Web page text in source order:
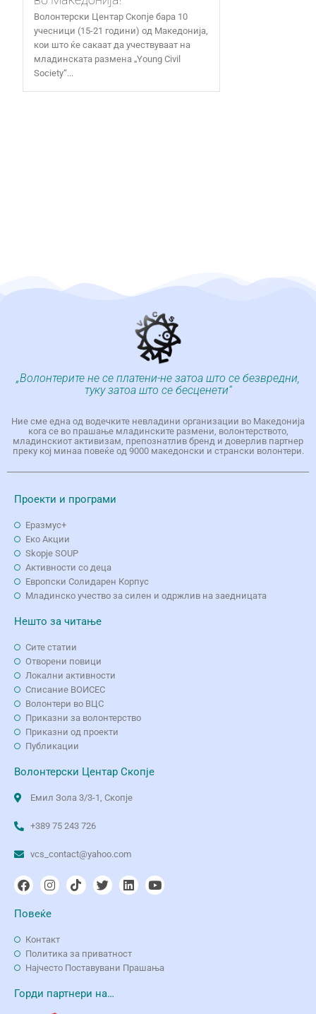
Волонтерски Центар Скопје бара 10
учесници (15-21 години) од Македонија,
кои што ќе сакаат да учествуваат на
младинската размена „Young Civil
Society“...
„Волонтерите не се платени-не затоа што се безвредни,
туку затоа што се бесценети“
Ние сме една од водечките невладини организации во Македонија
кога се во прашање младинските размени, волонтерството,
младинскиот активизам, препознатлив бренд и доверлив партнер
преку кој минаа повеќе од 9000 македонски и странски волонтери.
Проекти и програми
Еразмус+
Еко Aкции
Skopje SOUP
Активности со деца
Европски Солидарен Корпус
Младинско учество за силен и одржлив на заедницата
Нешто за читање
Сите статии
Отворени повици
Локални активности
Списание ВОИСЕС
Волонтери во ВЦС
Приказни за волонтерство
Приказни од проекти
Публикации
Волонтерски Центар Скопје
Емил Зола 3/3-1, Скопје
+389 75 243 726
vcs_contact@yahoo.com
Повеќе
Контакт
Политика за приватност
Најчесто Поставувани Прашања
Горди партнери на…